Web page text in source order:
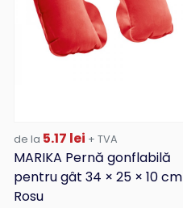
de la 5.17 lei + TVA
MARIKA Pernă gonflabilă
pentru gât 34 × 25 × 10 cm
Rosu